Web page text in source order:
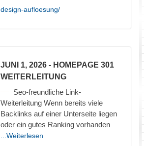
design-aufloesung/
JUNI 1, 2026 - HOMEPAGE 301
WEITERLEITUNG
Seo-freundliche Link-
Weiterleitung Wenn bereits viele
Backlinks auf einer Unterseite liegen
oder ein gutes Ranking vorhanden
...Weiterlesen